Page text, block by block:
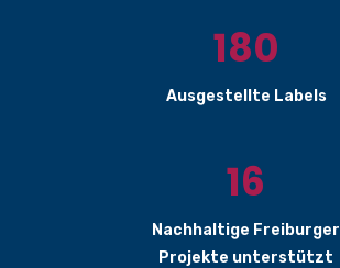
180
Ausgestellte Labels
16
Nachhaltige Freiburger
Projekte unterstützt